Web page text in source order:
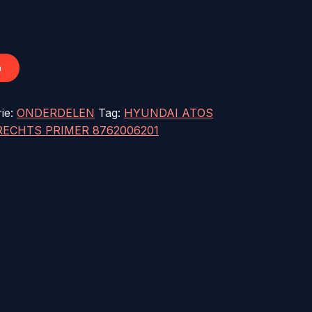
ONDERDELEN Tag: HYUNDAI ATOS
PRIMER 8762006201